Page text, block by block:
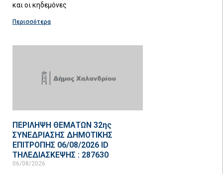
και οι κηδεμόνες
Περισσότερα
ΠΕΡΙΛΗΨΗ ΘΕΜΑΤΩΝ 32ης
ΣΥΝΕΔΡΙΑΣΗΣ ΔΗΜΟΤΙΚΗΣ
ΕΠΙΤΡΟΠΗΣ 06/08/2026 ID
ΤΗΛΕΔΙΑΣΚΕΨΗΣ : 287630
06/08/2026